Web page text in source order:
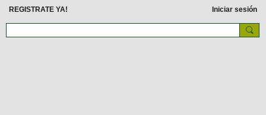
REGISTRATE YA! Iniciar sesión